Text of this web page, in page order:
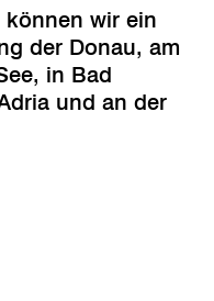
wir ein
der Donau, am
in Bad
und an der